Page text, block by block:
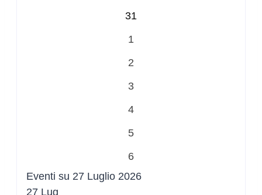
31
1
2
3
4
5
6
Eventi su 27 Luglio 2026
27 Lug